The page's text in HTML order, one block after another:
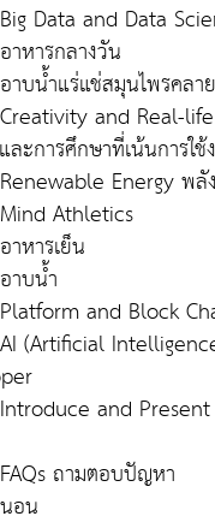
Data and Data
หารกลางวัน
าบน้ำแร่แช่สมุนไพรคลา
and Real-
ะการศึกษาที่เน้นการใช้
Energy พ
Athletics
หารเย็น
าบน้ำ
and Block
(Artificial
and
ถามตอบปัญหา
อน